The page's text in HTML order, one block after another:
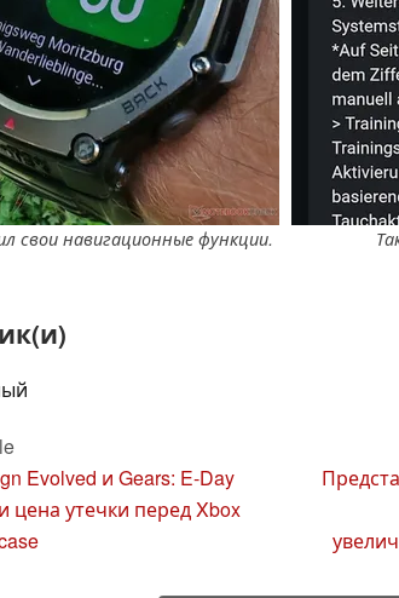
свои навигационные функции.
Evolved и Gears: E-Day
цена утечки перед Xbox